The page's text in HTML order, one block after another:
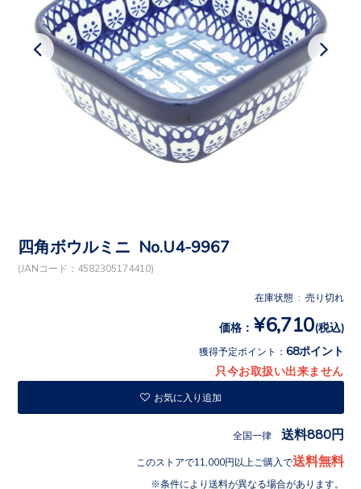
四角ボウルミニ No.U4-9967
(JANコード：4582305174410)
在庫状態 : 売り切れ
価格： ¥6,710(税込)
獲得予定ポイント： 68ポイント
只今お取扱い出来ません
お気に入り追加
全国一律 送料880円
このストアで11,000円以上ご購入で送料無料
条件により送料が異なる場合があります。